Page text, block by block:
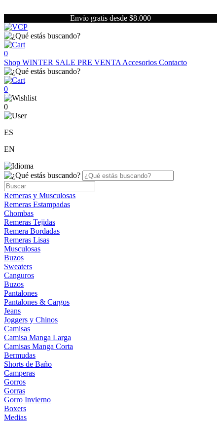
Envío gratis desde $8.000
0
Shop WINTER SALE PRE VENTA Accesorios Contacto
0
0
ES
EN
Remeras y Musculosas
Remeras Estampadas
Chombas
Remeras Tejidas
Remera Bordadas
Remeras Lisas
Musculosas
Buzos
Sweaters
Canguros
Buzos
Pantalones
Pantalones & Cargos
Jeans
Joggers y Chinos
Camisas
Camisa Manga Larga
Camisas Manga Corta
Bermudas
Shorts de Baño
Camperas
Gorros
Gorras
Gorro Invierno
Boxers
Medias